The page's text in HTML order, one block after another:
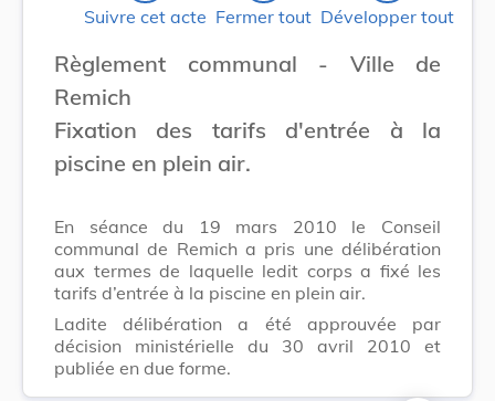
Suivre cet acte Fermer tout Développer tout
Règlement communal - Ville de
Remich
Fixation des tarifs d'entrée à la
piscine en plein air.
En séance du 19 mars 2010 le Conseil
communal de Remich a pris une délibération
aux termes de laquelle ledit corps a fixé les
tarifs d’entrée à la piscine en plein air.
Ladite délibération a été approuvée par
décision ministérielle du 30 avril 2010 et
publiée en due forme.